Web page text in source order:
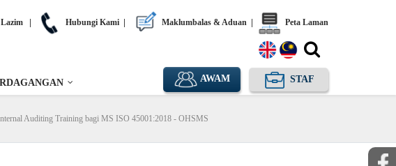
Hubungi Kami Maklumbalas & Aduan Peta Laman
AWAM STAF
Auditing Training bagi MS ISO 45001:2018 - OHSMS